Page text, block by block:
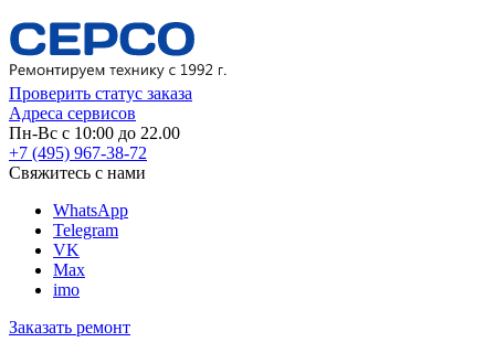
Проверить статус заказа
Адреса сервисов
Пн-Вс с 10:00 до 22.00
+7 (495) 967-38-72
Свяжитесь с нами
WhatsApp
Telegram
VK
Max
imo
Заказать ремонт